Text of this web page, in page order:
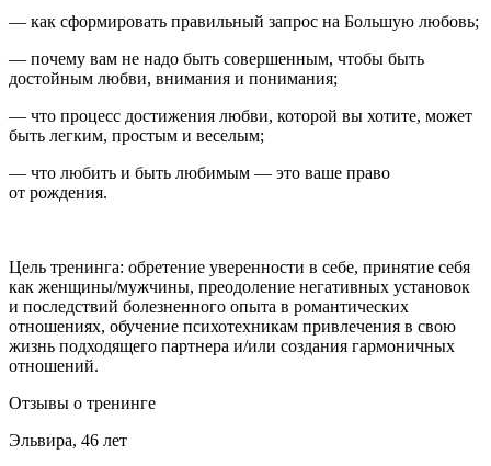
— как сформировать правильный запрос на Большую любовь;
— почему вам не надо быть совершенным, чтобы быть
достойным любви, внимания и понимания;
— что процесс достижения любви, которой вы хотите, может
быть легким, простым и веселым;
— что любить и быть любимым — это ваше право
от рождения.
Цель тренинга: обретение уверенности в себе, принятие себя
как женщины/мужчины, преодоление негативных установок
и последствий болезненного опыта в романтических
отношениях, обучение психотехникам привлечения в свою
жизнь подходящего партнера и/или создания гармоничных
отношений.
Отзывы о тренинге
Эльвира, 46 лет